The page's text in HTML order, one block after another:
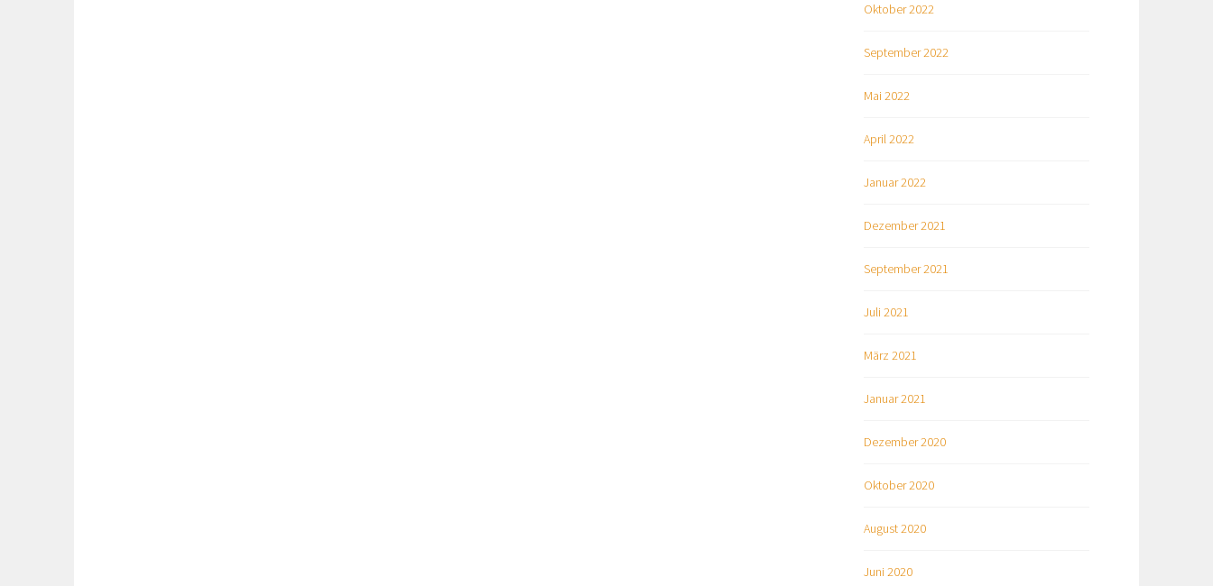
Oktober 2022
September 2022
Mai 2022
April 2022
Januar 2022
Dezember 2021
September 2021
Juli 2021
März 2021
Januar 2021
Dezember 2020
Oktober 2020
August 2020
Juni 2020